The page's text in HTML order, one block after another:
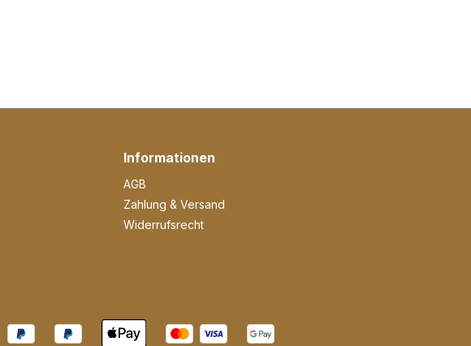
Informationen
AGB
Zahlung & Versand
Widerrufsrecht